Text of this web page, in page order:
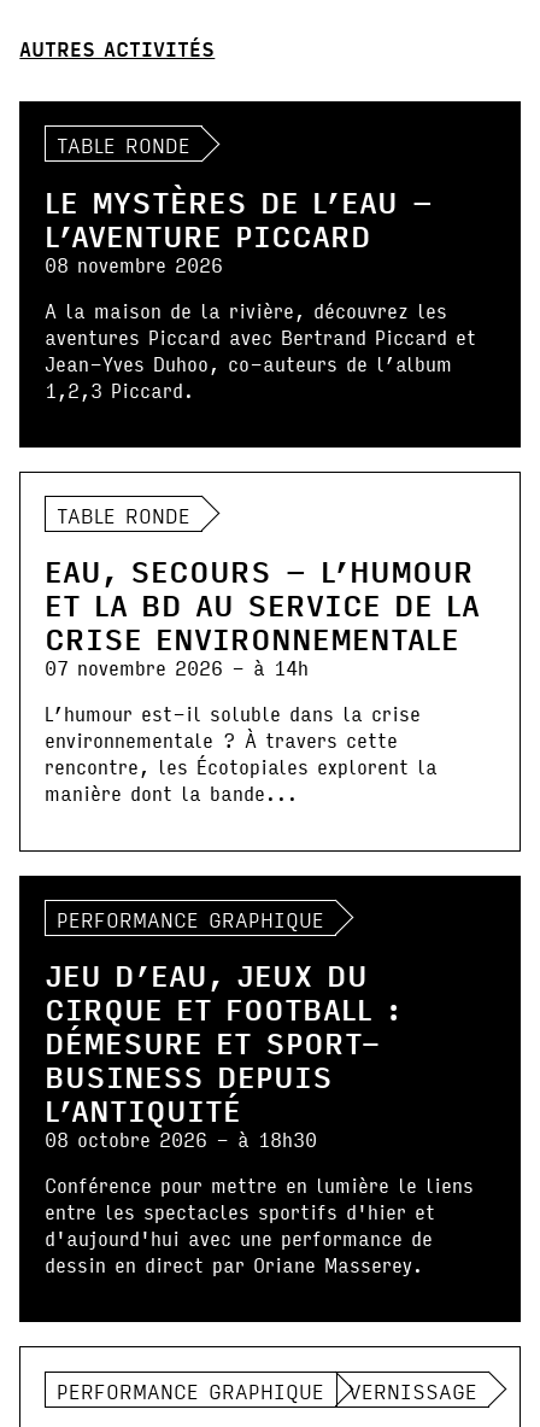
AUTRES ACTIVITÉS
TABLE RONDE
LE MYSTÈRES DE L’EAU –
L’AVENTURE PICCARD
08 novembre 2026
A la maison de la rivière, découvrez les
aventures Piccard avec Bertrand Piccard et
Jean-Yves Duhoo, co-auteurs de l’album
1,2,3 Piccard.
TABLE RONDE
EAU, SECOURS – L’HUMOUR
ET LA BD AU SERVICE DE LA
CRISE ENVIRONNEMENTALE
07 novembre 2026 - à 14h
L’humour est-il soluble dans la crise
environnementale ? À travers cette
rencontre, les Écotopiales explorent la
manière dont la bande...
PERFORMANCE GRAPHIQUE
JEU D’EAU, JEUX DU
CIRQUE ET FOOTBALL :
DÉMESURE ET SPORT-
BUSINESS DEPUIS
L’ANTIQUITÉ
08 octobre 2026 - à 18h30
Conférence pour mettre en lumière le liens
entre les spectacles sportifs d'hier et
d'aujourd'hui avec une performance de
dessin en direct par Oriane Masserey.
PERFORMANCE GRAPHIQUE VERNISSAGE